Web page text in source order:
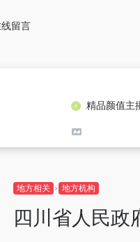
留言
精品颜值主
地方相关 地方机构
四川省人民政